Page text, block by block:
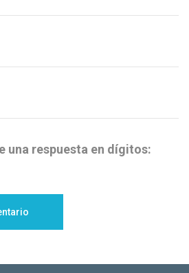
una respuesta en dígitos: